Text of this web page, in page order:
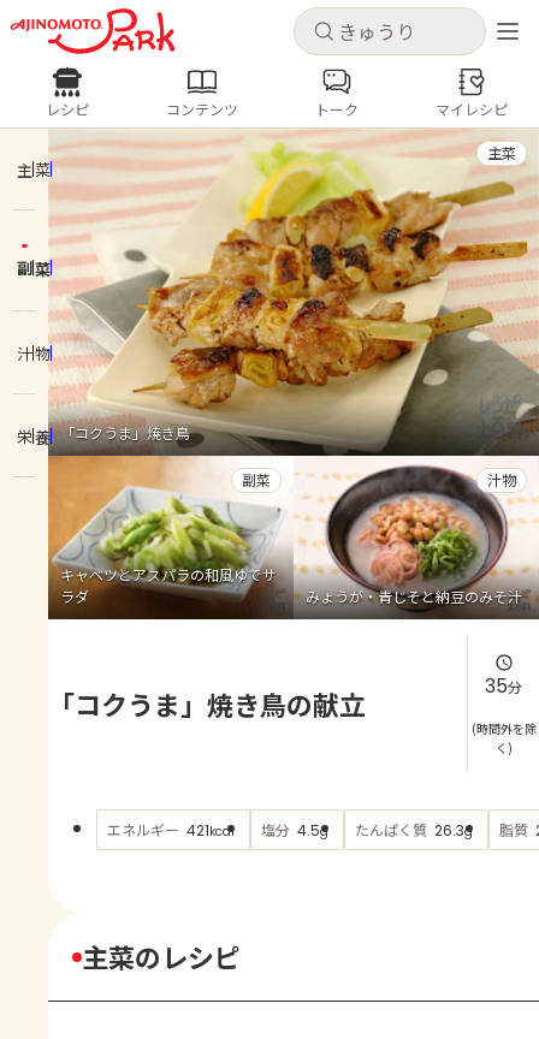
キャンセル
ログインするとレシピを保存できます
ログイン 新規登録
ホーム
コンテンツ
レシピ
トーク
よくあるお問い合わせ
お買い物
キャンセル
レシピ コンテンツ
人気の食材・レシピ
きゅうり なす トマト
とうもろこし
ピーマン
みょうが ゴーヤ
レシピ コンテンツ トーク マイレシピ
主菜
副菜
汁物
栄養 「コクうま」焼き鳥
主菜
キャベツとアスパラの和風ゆでサ
ラダ
副菜
みょうが・青じそと納豆のみそ汁
汁物
「コクうま」焼き鳥の献立 35分
(時間外を除
く)
エネルギー 421kcal 塩分 4.5g たんぱく質 26.3g 脂質
主菜のレシピ